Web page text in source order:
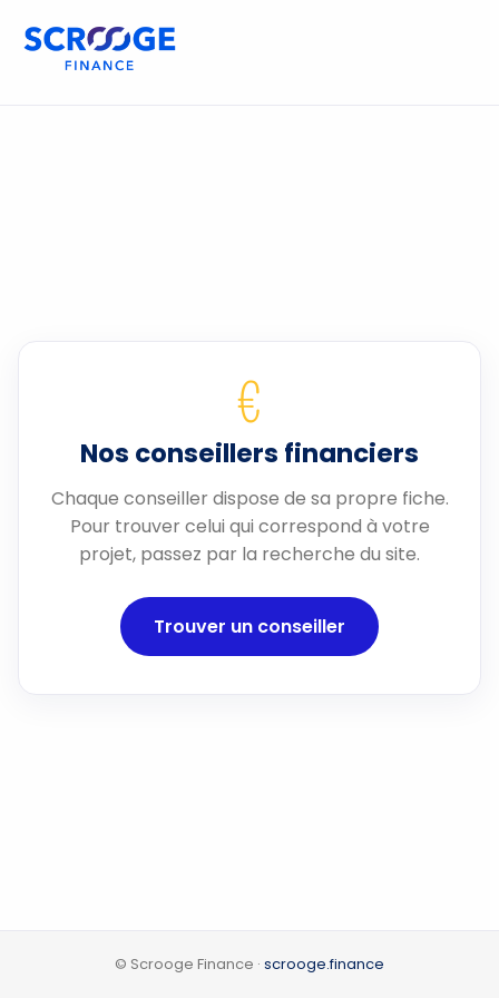
€
Nos conseillers financiers
Chaque conseiller dispose de sa propre fiche.
Pour trouver celui qui correspond à votre
projet, passez par la recherche du site.
Trouver un conseiller
© Scrooge Finance · scrooge.finance